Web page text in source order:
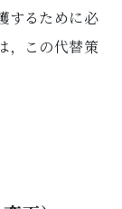
するために必
，この代替策